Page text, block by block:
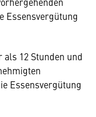
Essensvergütung
12 Stunden und
Essensvergütung